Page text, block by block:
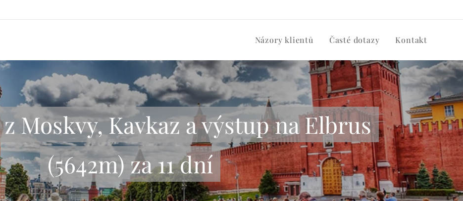
Názory klientů Časté dotazy Kontakt
Moskvy, Kavkaz a výstup na Elbrus
(5642m) za 11 dní